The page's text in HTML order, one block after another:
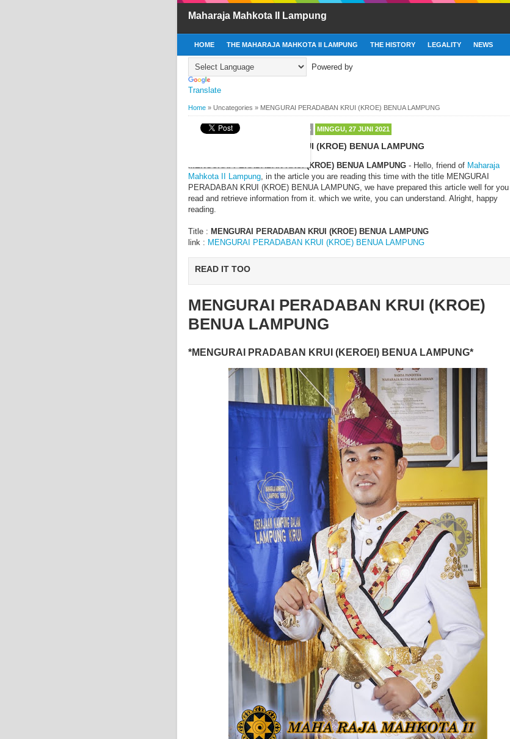
Maharaja Mahkota II Lampung
HOME THE MAHARAJA MAHKOTA II LAMPUNG THE HISTORY LEGALITY NEWS
Powered by
Translate
Home » Uncategories » MENGURAI PERADABAN KRUI (KROE) BENUA LAMPUNG
BYMAHARAJA MAHKOTA LAMPUNG MINGGU, 27 JUNI 2021
MENGURAI PERADABAN KRUI (KROE) BENUA LAMPUNG
MENGURAI PERADABAN KRUI (KROE) BENUA LAMPUNG - Hello, friend of Maharaja
Mahkota II Lampung , in the article you are reading this time with the title MENGURAI
PERADABAN KRUI (KROE) BENUA LAMPUNG, we have prepared this article well for
read and retrieve information from it. which we write, you can understand. Alright, happy
reading.
Title : MENGURAI PERADABAN KRUI (KROE) BENUA LAMPUNG
link : MENGURAI PERADABAN KRUI (KROE) BENUA LAMPUNG
READ IT TOO
MENGURAI PERADABAN KRUI (KROE)
BENUA LAMPUNG
*MENGURAI PRADABAN KRUI (KEROEI) BENUA LAMPUNG*